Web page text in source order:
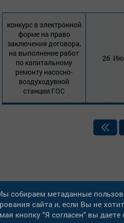
конкурс в электронной
форме на право
заключения договора,
на выполнение работ
по капитальному
ремонту насосно-
воздуходувной
станции ГОС
26
433508, Ульяновская обл., г.
собираем метаданные
сайта и, если Вы не
кнопку "Я согласен" вы даете